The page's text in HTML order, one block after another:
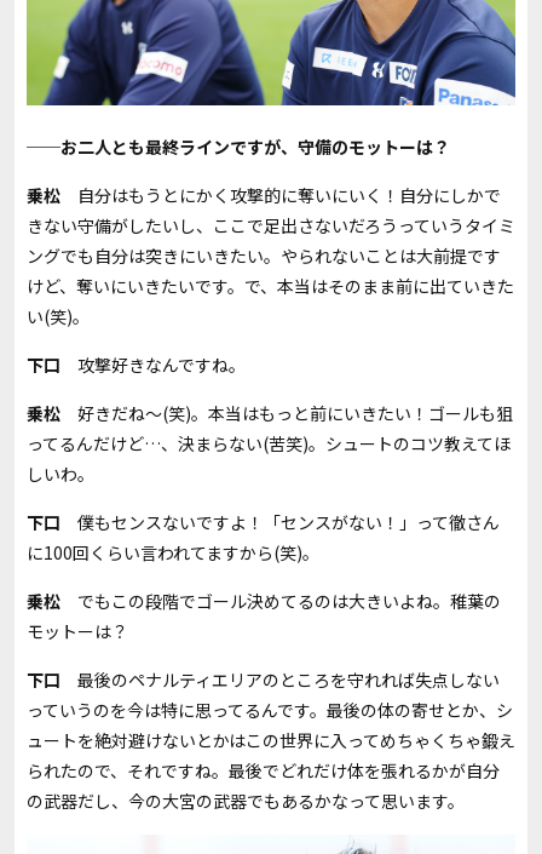
──お二人とも最終ラインですが、守備のモットーは？
乗松 自分はもうとにかく攻撃的に奪いにいく！自分にしかで
きない守備がしたいし、ここで足出さないだろうっていうタイミ
ングでも自分は突きにいきたい。やられないことは大前提です
けど、奪いにいきたいです。で、本当はそのまま前に出ていきた
い(笑)。
下口 攻撃好きなんですね。
乗松 好きだね～(笑)。本当はもっと前にいきたい！ゴールも狙
ってるんだけど…、決まらない(苦笑)。シュートのコツ教えてほ
しいわ。
下口 僕もセンスないですよ！「センスがない！」って徹さん
に100回くらい言われてますから(笑)。
乗松 でもこの段階でゴール決めてるのは大きいよね。稚葉の
モットーは？
下口 最後のペナルティエリアのところを守れれば失点しない
っていうのを今は特に思ってるんです。最後の体の寄せとか、シ
ュートを絶対避けないとかはこの世界に入ってめちゃくちゃ鍛え
られたので、それですね。最後でどれだけ体を張れるかが自分
の武器だし、今の大宮の武器でもあるかなって思います。